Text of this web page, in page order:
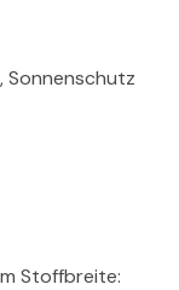
Sonnenschutz
Stoffbreite: